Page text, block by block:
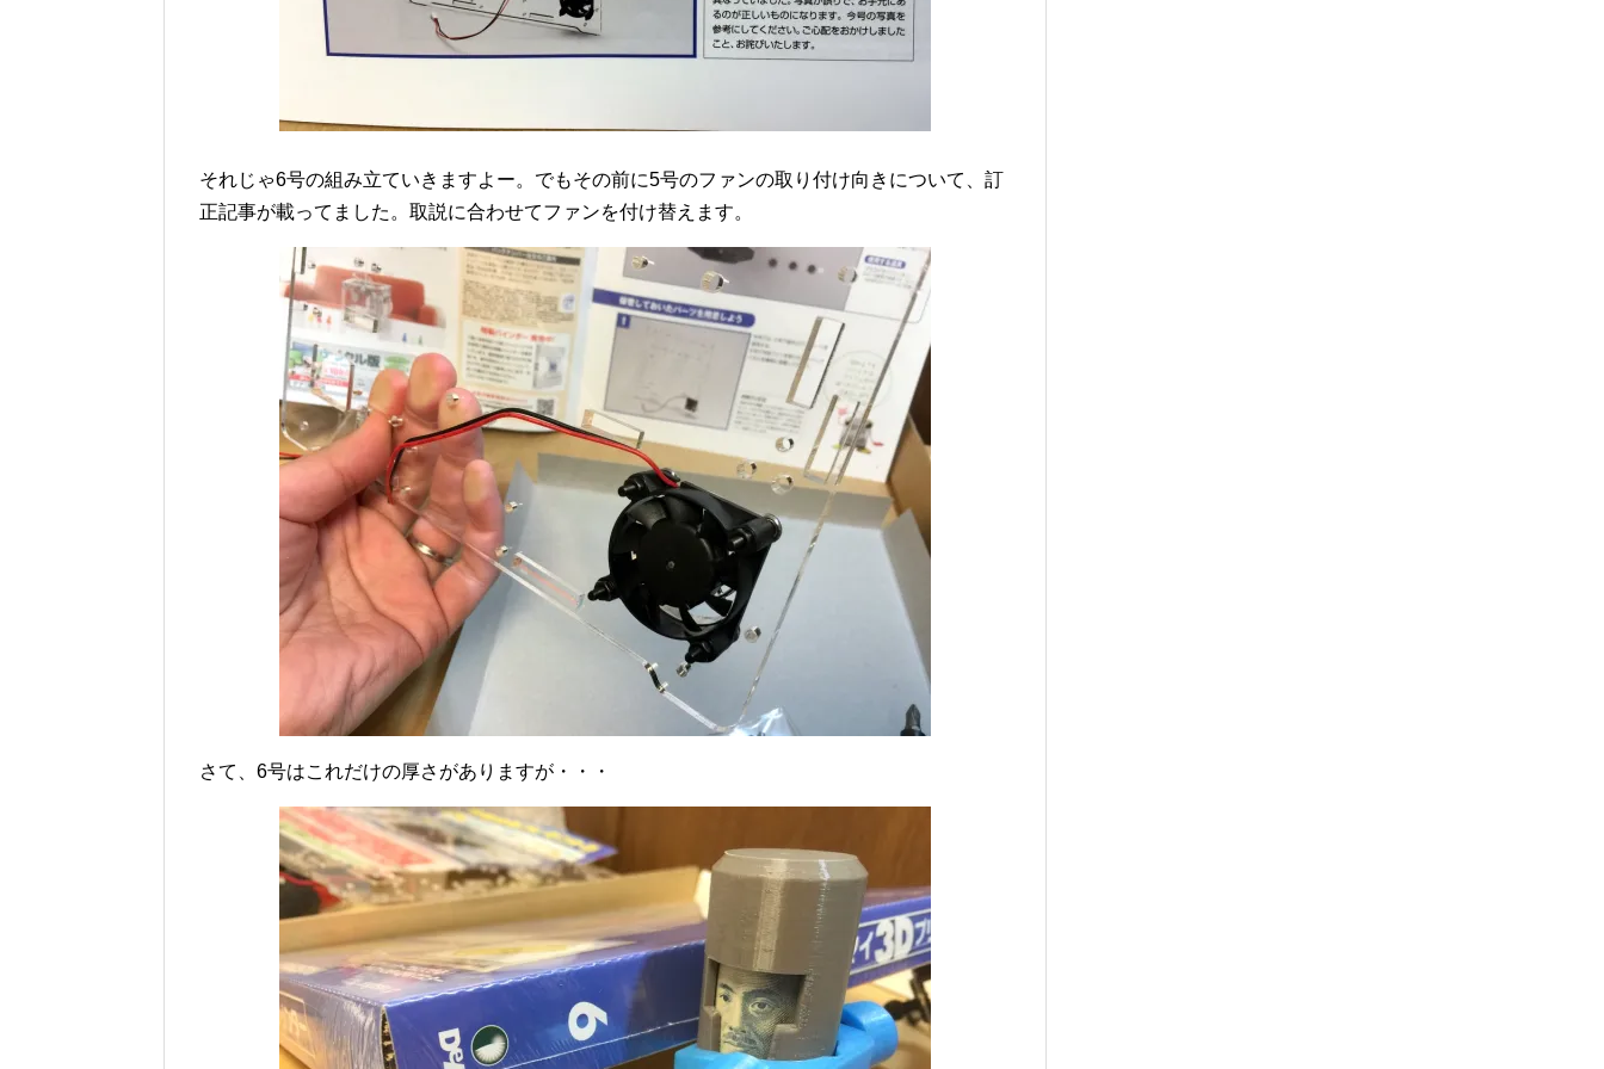
それじゃ6号の組み立ていきますよー。でもその前に5号のファンの取り付け向きについて、訂
正記事が載ってました。取説に合わせてファンを付け替えます。
さて、6号はこれだけの厚さがありますが・・・